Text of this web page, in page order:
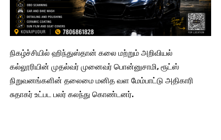
நிகழ்ச்சியில் ஹிந்துஸ்தான் கலை மற்றும் அறிவியல்
கல்லூரியின் முதல்வர் முனைவர் பொன்னுசாமி, ரூட்ஸ்
நிறுவனங்களின் தலைமை மனித வள மேம்பாட்டு அதிகாரி
சுதாகர் உட்பட பலர் கலந்து கொண்டனர்.